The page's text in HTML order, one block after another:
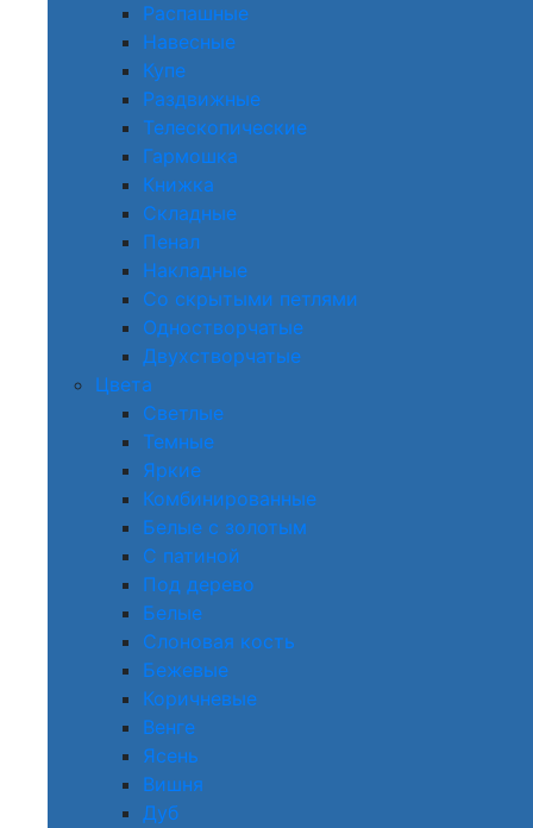
Распашные
Навесные
Купе
Раздвижные
Телескопические
Гармошка
Книжка
Складные
Пенал
Накладные
Со скрытыми петлями
Одностворчатые
Двухстворчатые
Цвета
Светлые
Темные
Яркие
Комбинированные
Белые с золотым
С патиной
Под дерево
Белые
Слоновая кость
Бежевые
Коричневые
Венге
Ясень
Вишня
Дуб